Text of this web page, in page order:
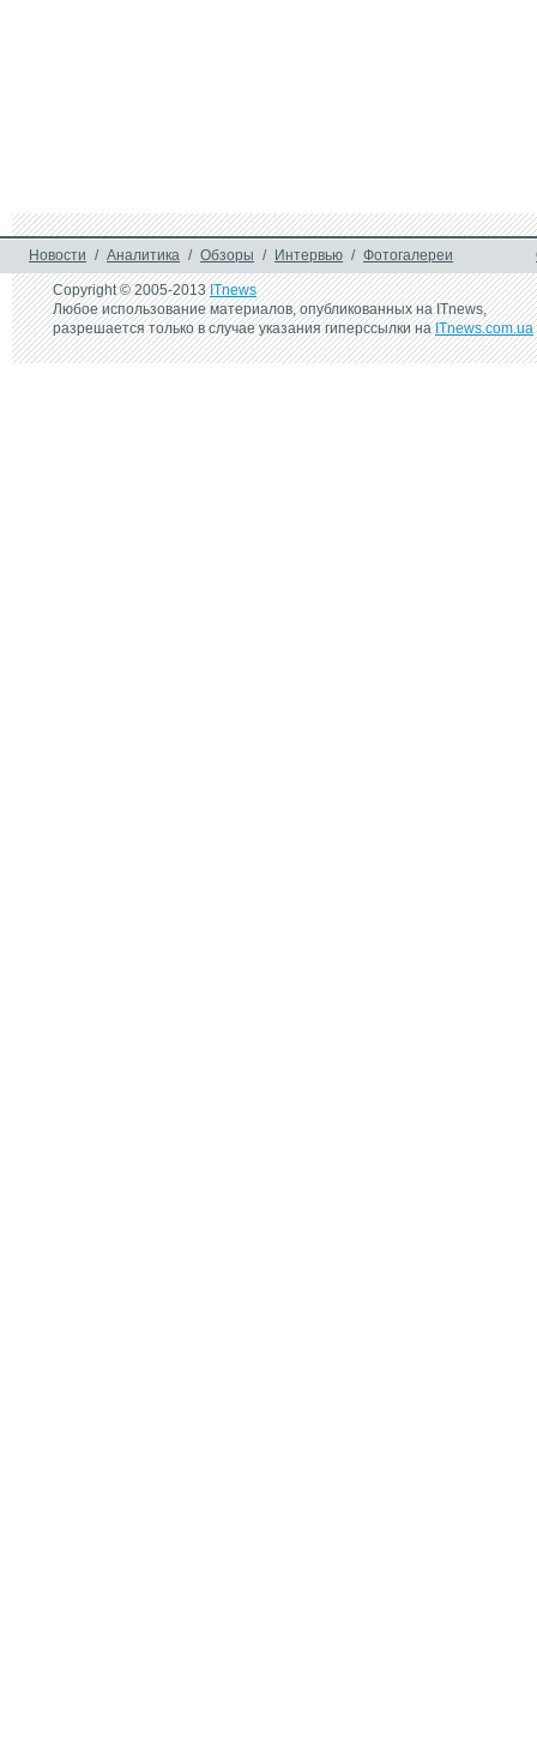
Новости / Аналитика / Обзоры / Интервью / Фотогалереи
Copyright © 2005-2013ITnews
Любое использование материалов, опубликованных на ITnews,
разрешается только в случае указания гиперссылки наITnews.com.ua